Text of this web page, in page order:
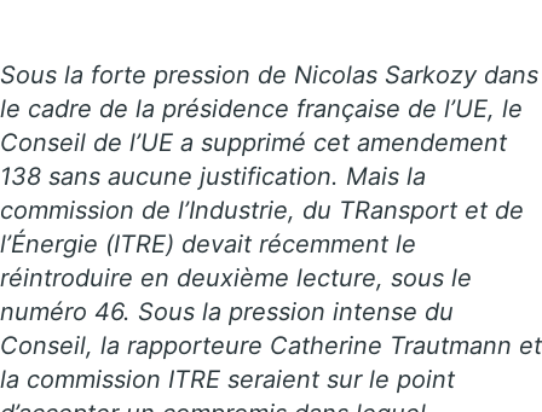
Sous la forte pression de Nicolas Sarkozy dans
le cadre de la présidence française de l’UE, le
Conseil de l’UE a supprimé cet amendement
138 sans aucune justification. Mais la
commission de l’Industrie, du TRansport et de
l’Énergie (ITRE) devait récemment le
réintroduire en deuxième lecture, sous le
numéro 46. Sous la pression intense du
Conseil, la rapporteure Catherine Trautmann et
la commission ITRE seraient sur le point